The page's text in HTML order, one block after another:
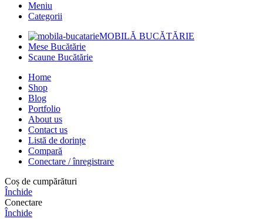
Meniu
Categorii
MOBILĂ BUCĂTĂRIE
Mese Bucătărie
Scaune Bucătărie
Home
Shop
Blog
Portfolio
About us
Contact us
Listă de dorințe
Compară
Conectare / înregistrare
Coș de cumpărături
Închide
Conectare
Închide